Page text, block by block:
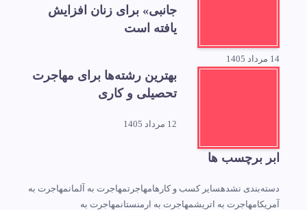
جانبی» برای زنان افزایش
یافته است
14 مرداد 1405
بهترین رشته‌ها برای مهاجرت
تحصیلی و کاری
12 مرداد 1405
ابر برچسب ها
دسته‌بندی نشدهسایر کسب و کارهامهاجرتمهاجرت به آلمانمهاجرت به
آمریکامهاجرت به اتریشمهاجرت به ارمنستانمهاجرت به